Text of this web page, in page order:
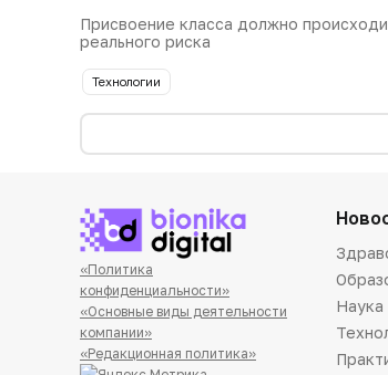
Присвоение класса должно
реального риска
Технологии
«Политика
конфиденциальности»
«Основные виды деятельности
компании»
«Редакционная политика»
Наука